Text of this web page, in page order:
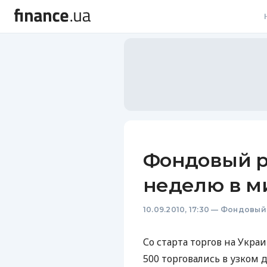
Фондовый
неделю в
10.09.2010, 17:30 — Фондовый
Со старта торгов на
500 торговались в узком